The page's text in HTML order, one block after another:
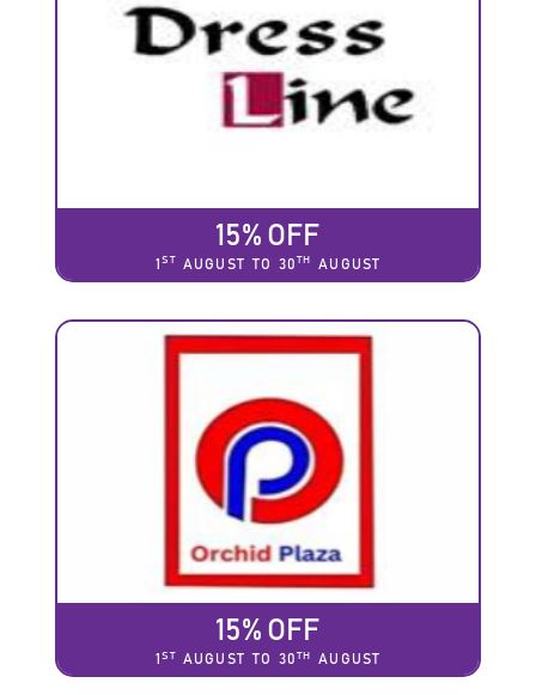
15% OFF
1 ST AUGUST TO 30 TH AUGUST
15% OFF
1 ST AUGUST TO 30 TH AUGUST